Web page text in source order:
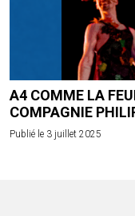
A4 COMME LA
COMPAGNIE
Publié le 3 juillet 2025